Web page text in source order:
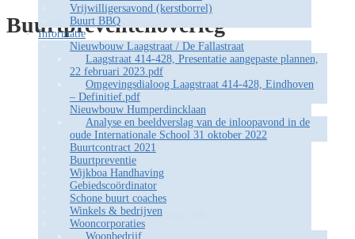
Vrijwilligersavond (kerstborrel)
Buurt BBQ
Informatie
Nieuwbouw Laagstraat / De Fallastraat
Laagstraat 414-428, Presentatie aangepaste plannen,
22 februari 2023.pdf
Omgevingsdialoog Laagstraat 414-428, Eindhoven
– Definitief.pdf
Nieuwbouw Humperdincklaan
Analyse en beeldverslag van de inloopavond in de
oude Internationale School 31 oktober 2022
Buurtcontract 2021
Buurtpreventie
Wijkboa Handhaving
Gebiedscoördinator
Schone buurt coaches
Winkels & bedrijven
Wooncorporaties
Woonbedrijf
Buurtpreventenoverleg
Datum
Tijden:
van18:45